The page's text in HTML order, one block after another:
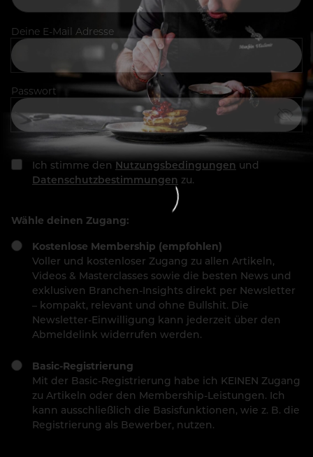
Deine E-Mail Adresse
Passwort
Ich stimme den Nutzungsbedingungen und
Datenschutzbestimmungen zu.
Wähle deinen Zugang:
Kostenlose Membership (empfohlen)
Voller und kostenloser Zugang zu allen Artikeln,
Videos & Masterclasses sowie die besten News und
exklusiven Branchen-Insights direkt per Newsletter
– kompakt, relevant und ohne Bullshit. Die
Newsletter-Einwilligung kann jederzeit über den
Abmeldelink widerrufen werden.
Basic-Registrierung
Mit der Basic-Registrierung habe ich KEINEN Zugang
zu Artikeln oder den Membership-Leistungen. Ich
kann ausschließlich die Basisfunktionen, wie z. B. die
Registrierung als Bewerber, nutzen.